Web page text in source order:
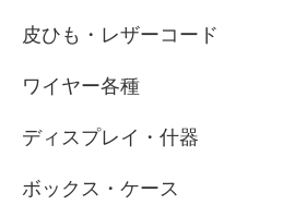
皮ひも・レザーコード
ワイヤー各種
ディスプレイ・什器
ボックス・ケース